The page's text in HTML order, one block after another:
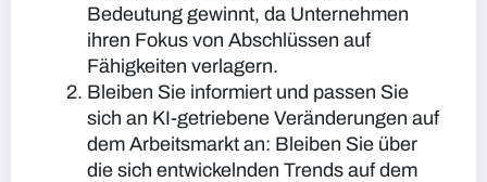
Bedeutung gewinnt, da Unternehmen
ihren Fokus von Abschlüssen auf
Fähigkeiten verlagern.
Bleiben Sie informiert und passen Sie
sich an KI-getriebene Veränderungen auf
dem Arbeitsmarkt an: Bleiben Sie über
die sich entwickelnden Trends auf dem